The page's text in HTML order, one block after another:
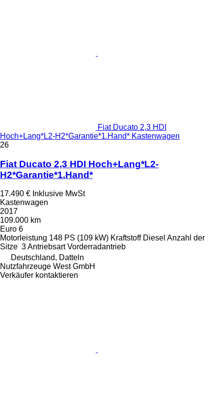
Fiat Ducato 2,3 HDI
Hoch+Lang*L2-H2*Garantie*1.Hand* Kastenwagen
26
Fiat Ducato 2,3 HDI Hoch+Lang*L2-
H2*Garantie*1.Hand*
17.490 € Inklusive MwSt
Kastenwagen
2017
109.000 km
Euro 6
Motorleistung 148 PS (109 kW) Kraftstoff Diesel Anzahl der
Sitze 3Antriebsart Vorderradantrieb
Deutschland, Datteln
Nutzfahrzeuge West GmbH
Verkäufer kontaktieren